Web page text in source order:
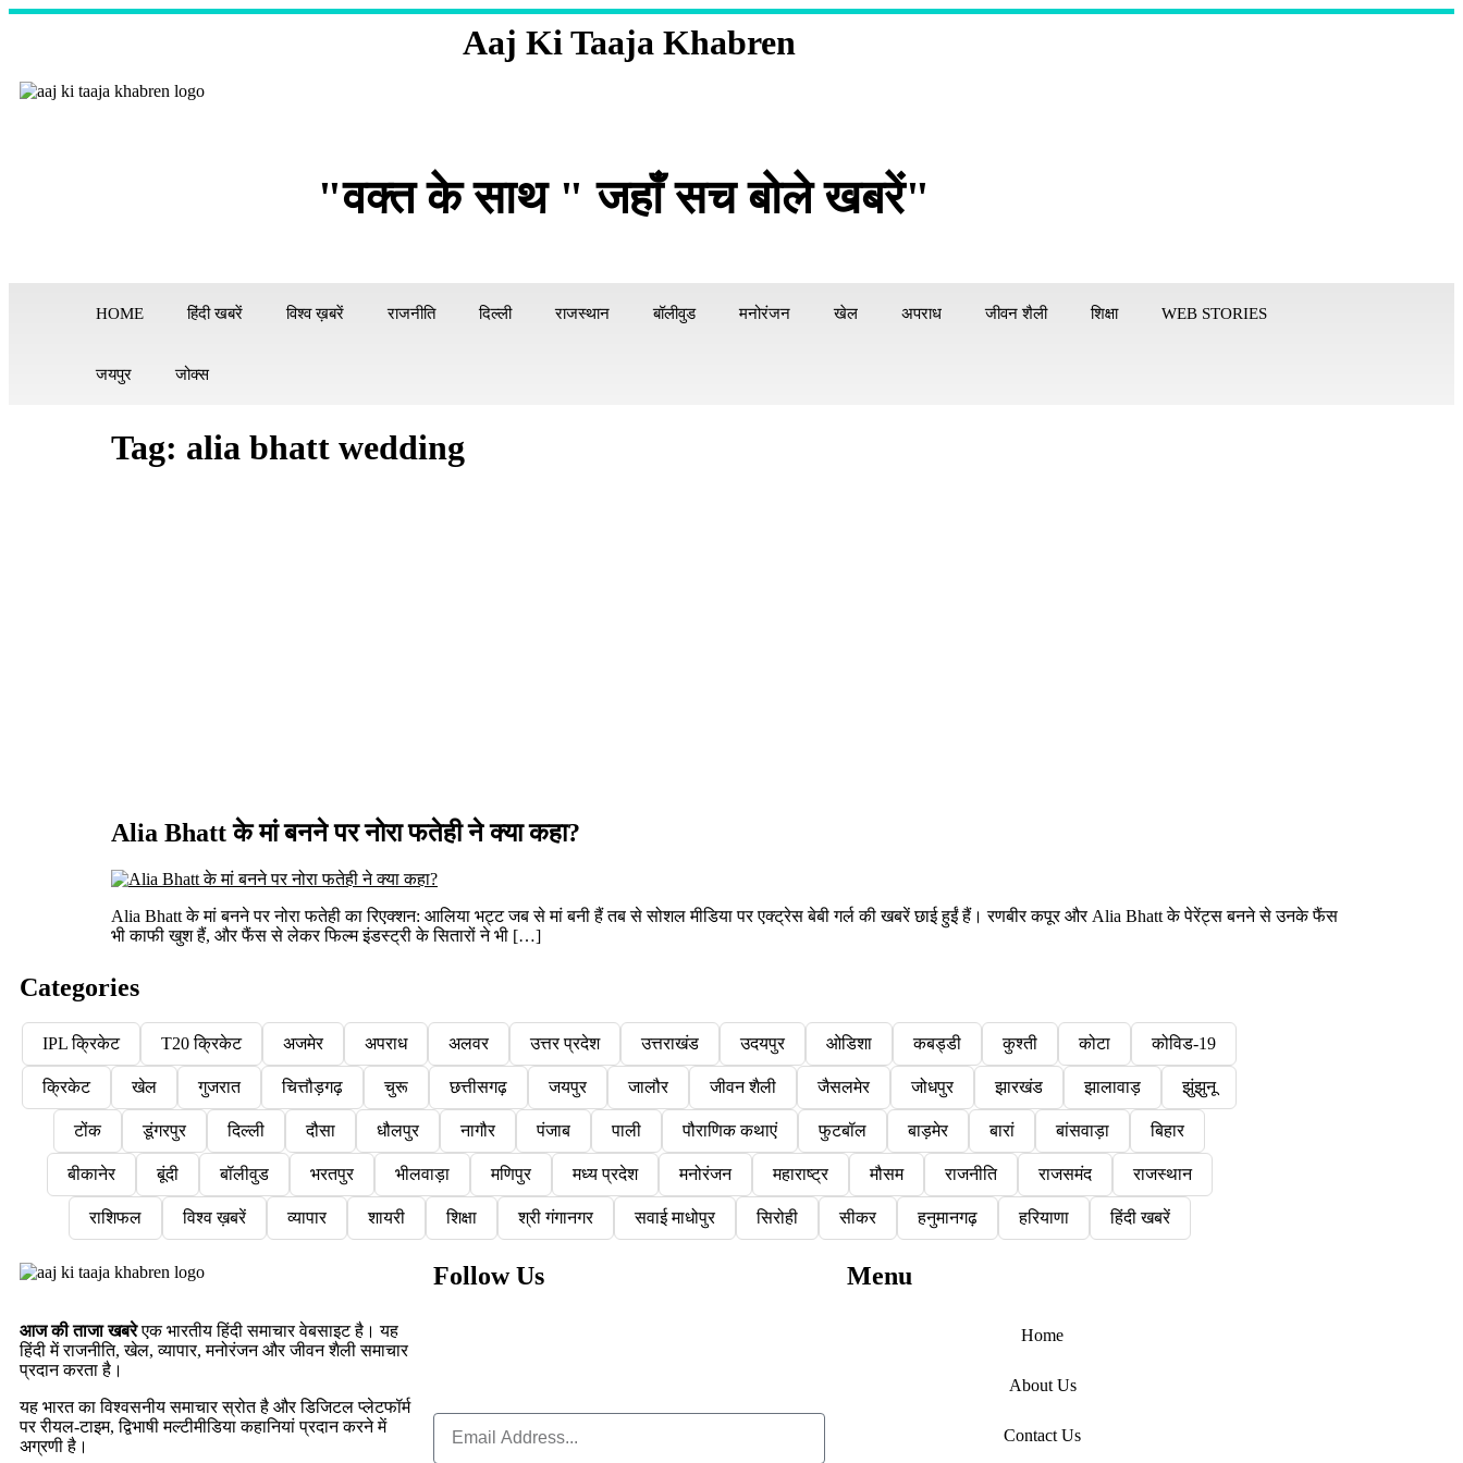
Aaj Ki Taaja Khabren
"वक्त के साथ " जहाँ सच बोले खबरें"
HOME हिंदी खबरें विश्व ख़बरें राजनीति दिल्ली राजस्थान बॉलीवुड मनोरंजन खेल अपराध जीवन शैली शिक्षा WEB STORIES
जयपुर जोक्स
Tag: alia bhatt wedding
Alia Bhatt के मां बनने पर नोरा फतेही ने क्या कहा?
Alia Bhatt के मां बनने पर नोरा फतेही का रिएक्शन: आलिया भट्ट जब से मां बनी हैं तब से सोशल मीडिया पर एक्ट्रेस बेबी गर्ल की खबरें छाई हुईं हैं। रणबीर कपूर और Alia Bhatt के पेरेंट्स बनने से उनके फैंस
भी काफी खुश हैं, और फैंस से लेकर फिल्म इंडस्ट्री के सितारों ने भी […]
Categories
IPL क्रिकेट T20 क्रिकेट अजमेर अपराध अलवर उत्तर प्रदेश उत्तराखंड उदयपुर ओडिशा कबड्डी कुश्ती कोटा कोविड-19
क्रिकेट खेल गुजरात चित्तौड़गढ़ चुरू छत्तीसगढ़ जयपुर जालौर जीवन शैली जैसलमेर जोधपुर झारखंड झालावाड़ झुंझुनू
टोंक डूंगरपुर दिल्ली दौसा धौलपुर नागौर पंजाब पाली पौराणिक कथाएं फुटबॉल बाड़मेर बारां बांसवाड़ा बिहार
बीकानेर बूंदी बॉलीवुड भरतपुर भीलवाड़ा मणिपुर मध्य प्रदेश मनोरंजन महाराष्ट्र मौसम राजनीति राजसमंद राजस्थान
राशिफल विश्व ख़बरें व्यापार शायरी शिक्षा श्री गंगानगर सवाई माधोपुर सिरोही सीकर हनुमानगढ़ हरियाणा हिंदी खबरें
आज की ताजा खबरेएक भारतीय हिंदी समाचार वेबसाइट है। यह
हिंदी में राजनीति, खेल, व्यापार, मनोरंजन और जीवन शैली समाचार
प्रदान करता है।
यह भारत का विश्वसनीय समाचार स्रोत है और डिजिटल प्लेटफॉर्म
पर रीयल-टाइम, द्विभाषी मल्टीमीडिया कहानियां प्रदान करने में
अग्रणी है।
Follow Us Menu
Home
About Us
Contact Us